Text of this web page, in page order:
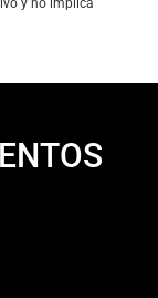
y no implica